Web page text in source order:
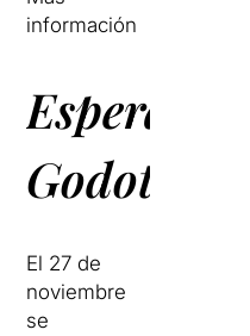
información
Esperant
Godot
El 27 de
noviembre
se